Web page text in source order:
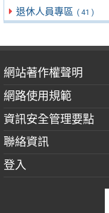
退休人員專區 ( 41 )
網站著作權聲明
網路使用規範
資訊安全管理要點
聯絡資訊
登入